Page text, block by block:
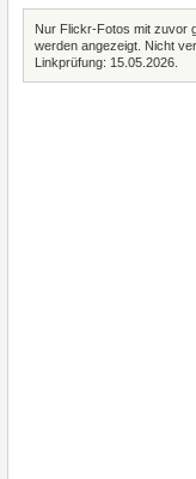
Nur Flickr-Fotos mit zuvor
werden angezeigt. Nicht
Linkprüfung: 15.05.2026.